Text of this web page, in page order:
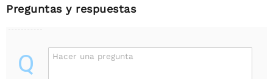
Preguntas y respuestas
Q Hacer una pregunta